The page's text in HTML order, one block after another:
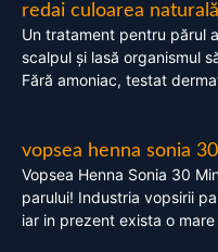
redai culoarea naturală
Un tratament pentru părul
scalpul și lasă organismul
Fără amoniac, testat
vopsea henna sonia
Vopsea Henna Sonia 30
parului! Industria vopsirii
iar in prezent exista o mare